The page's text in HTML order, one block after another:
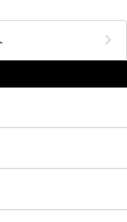
湯、スパにある岩盤浴
でも大満足な施設です